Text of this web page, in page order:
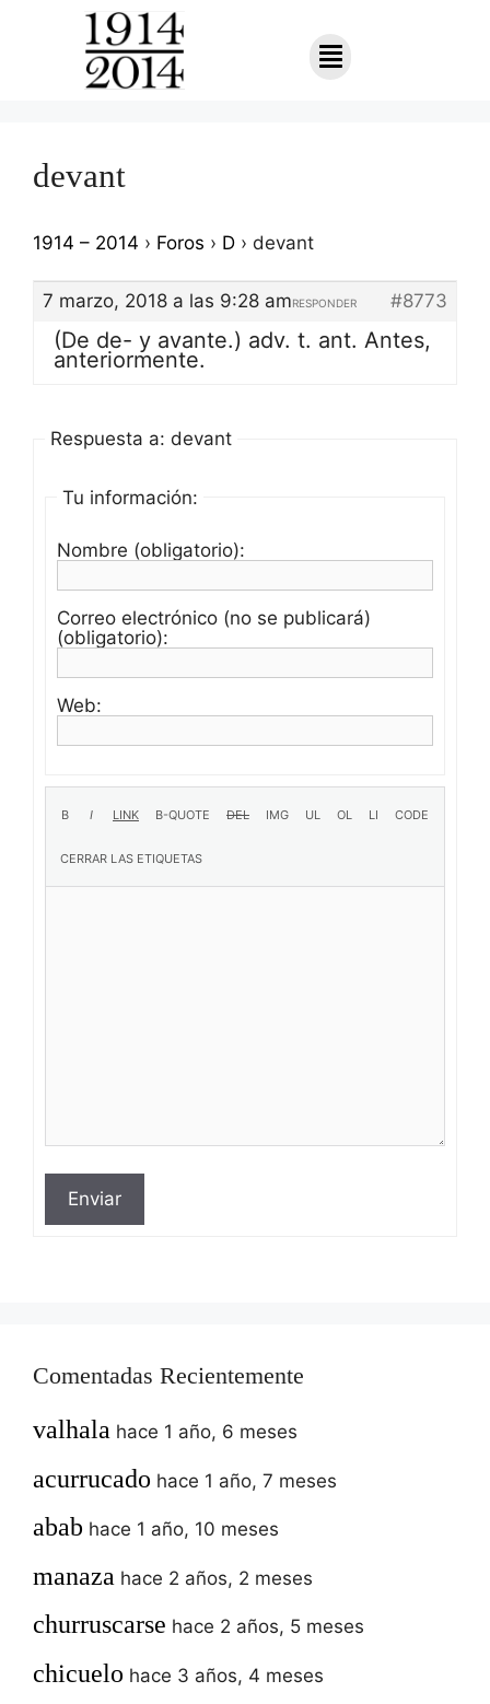
devant
1914 – 2014 › Foros › D › devant
7 marzo, 2018 a las 9:28 am #8773
RESPONDER
(De de- y avante.) adv. t. ant. Antes,
anteriormente.
Respuesta a: devant
Tu información:
Nombre (obligatorio):
Correo electrónico (no se publicará)
(obligatorio):
Web:
Enviar
Comentadas Recientemente
valhala hace 1 año, 6 meses
acurrucado hace 1 año, 7 meses
abab hace 1 año, 10 meses
manaza hace 2 años, 2 meses
churruscarse hace 2 años, 5 meses
chicuelo hace 3 años, 4 meses